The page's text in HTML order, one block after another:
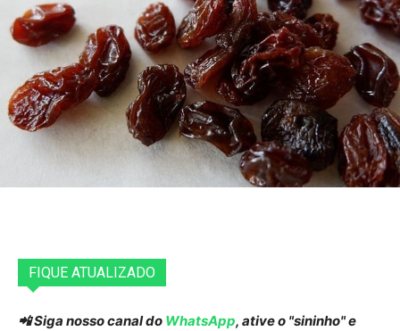
FIQUE ATUALIZADO
📲 Siga nosso canal do WhatsApp, ative o "sininho" e